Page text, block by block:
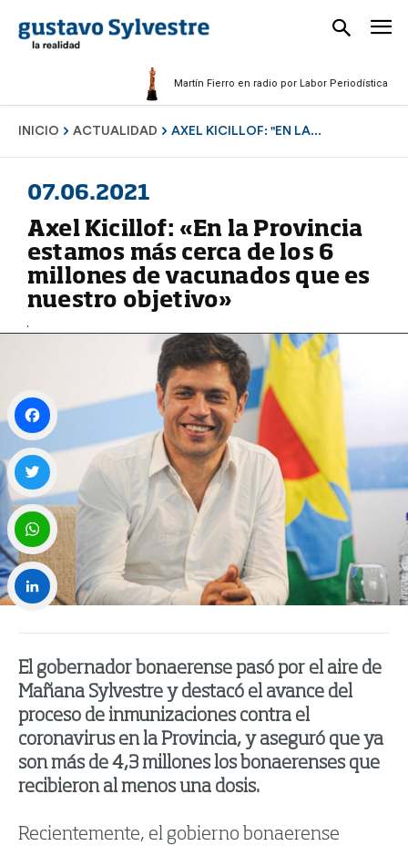
Martín Fierro en radio por Labor Periodística
INICIO ACTUALIDAD AXEL KICILLOF: "EN LA...
07.06.2021
Axel Kicillof: «En la Provincia
estamos más cerca de los 6
millones de vacunados que es
nuestro objetivo»
El gobernador bonaerense pasó por el aire de
Mañana Sylvestre y destacó el avance del
proceso de inmunizaciones contra el
coronavirus en la Provincia, y aseguró que ya
son más de 4,3 millones los bonaerenses que
recibieron al menos una dosis.
Recientemente, el gobierno bonaerense
Facebook
Twitter
WhatsApp